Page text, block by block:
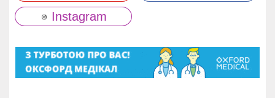
Instagram